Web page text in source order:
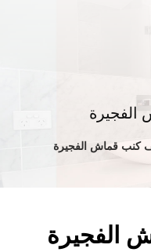
كنب قماش الفجيرة
الفجيرة